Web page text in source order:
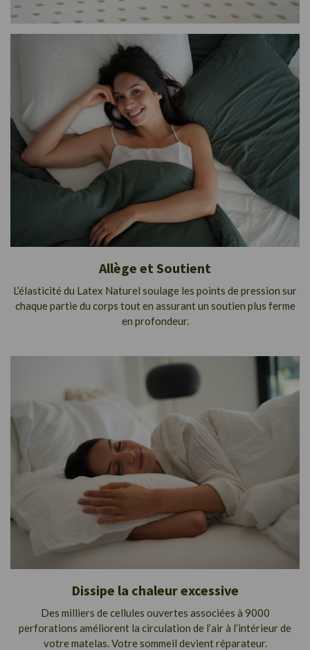
Allège et Soutient
L’élasticité du Latex Naturel soulage les points de pression sur
chaque partie du corps tout en assurant un soutien plus ferme
en profondeur.
Dissipe la chaleur excessive
Des milliers de cellules ouvertes associées à 9000
perforations améliorent la circulation de l’air à l’intérieur de
votre matelas. Votre sommeil devient réparateur.